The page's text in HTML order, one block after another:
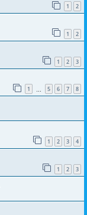
1 2
1 2
1 2 3
1 5 6 7 8
1 2 3 4
1 2 3